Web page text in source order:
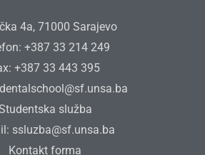
4a, 71000 Sarajevo
+387 33 214 249
+387 33 443 395
služba
ssluzba@sf.unsa.ba
Kontakt forma